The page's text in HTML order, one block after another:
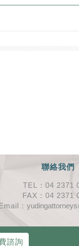
諮詢
聯絡我們
TEL：04 2371
FAX：04 2371
：